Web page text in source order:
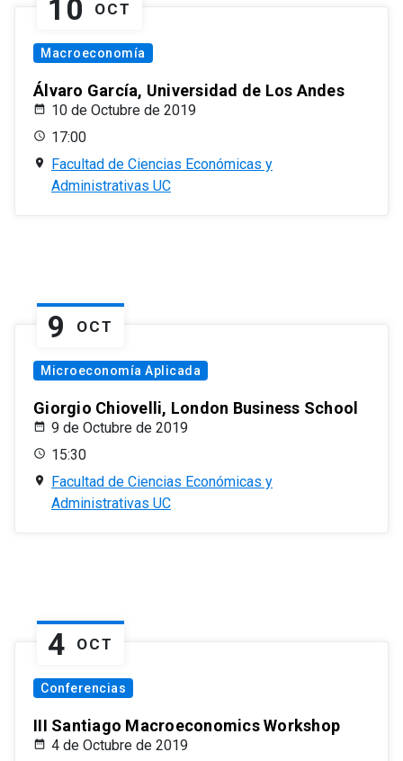
10 OCT
Macroeconomía
Álvaro García, Universidad de Los Andes
10 de Octubre de 2019
17:00
Facultad de Ciencias Económicas y
Administrativas UC
9 OCT
Microeconomía Aplicada
Giorgio Chiovelli, London Business School
9 de Octubre de 2019
15:30
Facultad de Ciencias Económicas y
Administrativas UC
4 OCT
Conferencias
III Santiago Macroeconomics Workshop
4 de Octubre de 2019